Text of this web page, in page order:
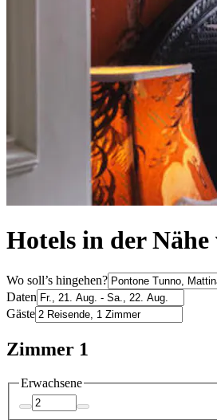
Hotels in der
Wo soll’s hingehen?
Daten
Gäste
Zimmer 1
Erwachsene